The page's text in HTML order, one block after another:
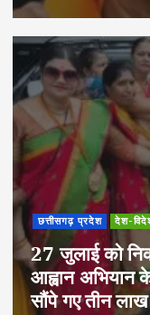
छत्तीसगढ़ प्रदेश देश-
27 जुलाई को
आह्वान अभियान
सौंपे गए तीन लाख